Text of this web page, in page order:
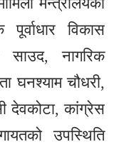
विकास
साउद, नागरिक
घनश्याम चौधरी,
देवकोटा, कांग्रेस
उपस्थिति